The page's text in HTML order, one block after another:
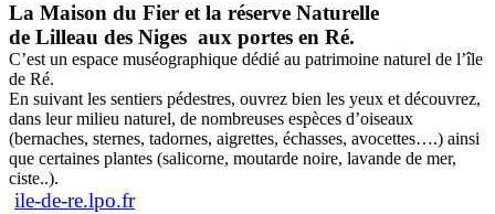
La Maison du Fier et la réserve Naturelle
de Lilleau des Niges aux portes en Ré.
C’est un espace muséographique dédié au patrimoine naturel de l’île
de Ré.
En suivant les sentiers pédestres, ouvrez bien les yeux et découvrez,
dans leur milieu naturel, de nombreuses espèces d’oiseaux
(bernaches, sternes, tadornes, aigrettes, échasses, avocettes….) ainsi
que certaines plantes (salicorne, moutarde noire, lavande de mer,
ciste..).
ile-de-re.lpo.fr